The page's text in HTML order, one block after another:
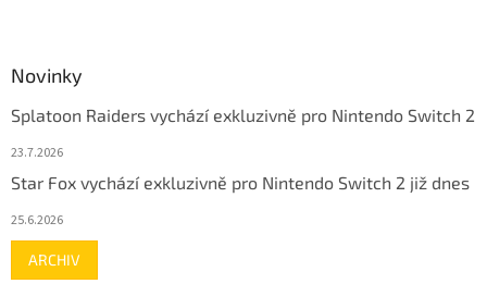
Novinky
Splatoon Raiders vychází exkluzivně pro Nintendo Switch 2
23.7.2026
Star Fox vychází exkluzivně pro Nintendo Switch 2 již dnes
25.6.2026
ARCHIV